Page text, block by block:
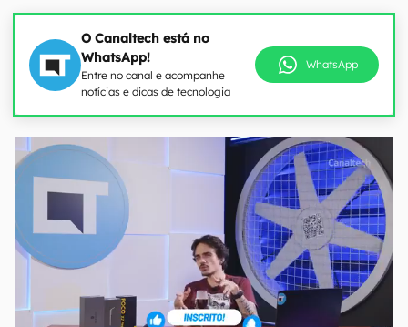
O Canaltech está no
WhatsApp!
Entre no canal e acompanhe
notícias e dicas de tecnologia
WhatsApp